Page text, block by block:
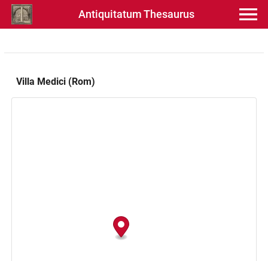
Antiquitatum Thesaurus
Villa Medici (Rom)